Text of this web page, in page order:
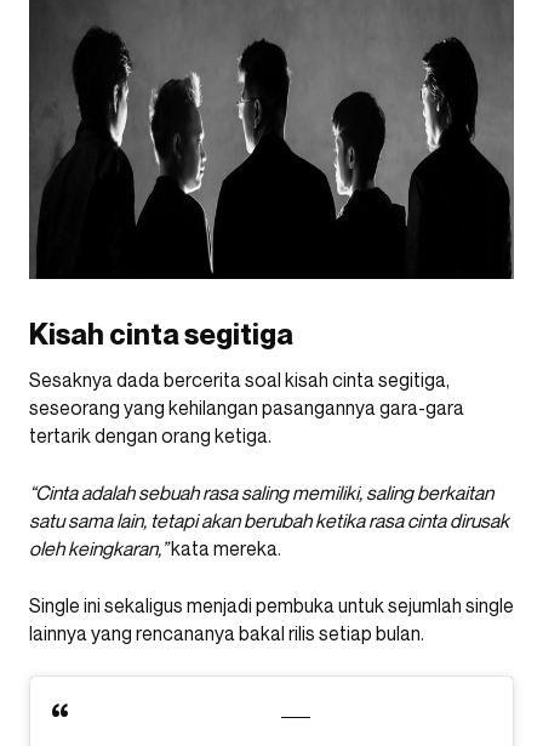
Kisah cinta segitiga
Sesaknya dada bercerita soal kisah cinta segitiga,
seseorang yang kehilangan pasangannya gara-gara
tertarik dengan orang ketiga.
“Cinta adalah sebuah rasa saling memiliki, saling berkaitan
satu sama lain, tetapi akan berubah ketika rasa cinta dirusak
oleh keingkaran,”kata mereka.
Single ini sekaligus menjadi pembuka untuk sejumlah single
lainnya yang rencananya bakal rilis setiap bulan.